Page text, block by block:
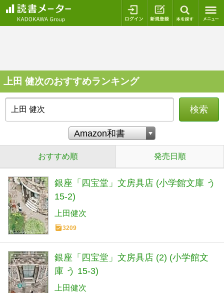
ログイン 新規登録
上田 健次のおすすめランキング
検索
おすすめ順 発売日順
銀座「四宝堂」文房具店 (小学館文庫 う
15-2)
上田健次
3209
銀座「四宝堂」文房具店 (2) (小学館文
庫 う 15-3)
上田健次